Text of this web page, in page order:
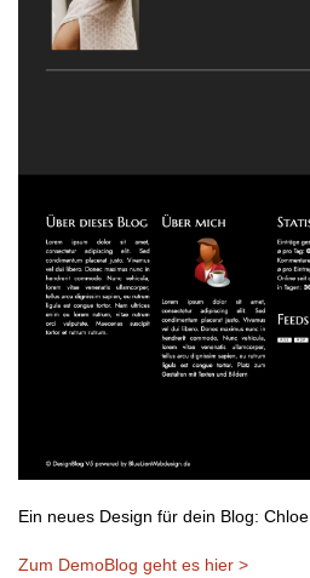
Ein neues Design für dein Blog: Chloe
Zum DemoBlog geht es hier >